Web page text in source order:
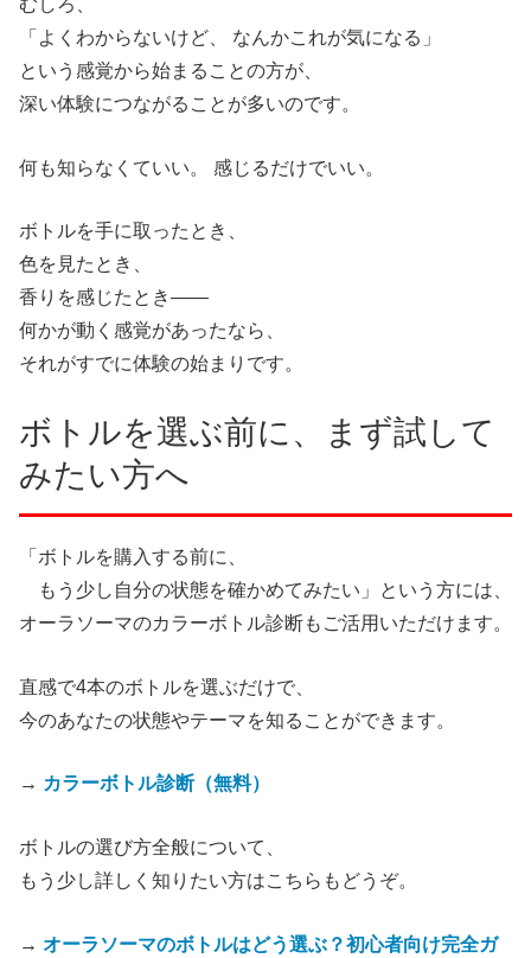
むしろ、
「よくわからないけど、 なんかこれが気になる」
という感覚から始まることの方が、
深い体験につながることが多いのです。
何も知らなくていい。 感じるだけでいい。
ボトルを手に取ったとき、
色を見たとき、
香りを感じたとき——
何かが動く感覚があったなら、
それがすでに体験の始まりです。
ボトルを選ぶ前に、まず試して
みたい方へ
「ボトルを購入する前に、
もう少し自分の状態を確かめてみたい」という方には、
オーラソーマのカラーボトル診断もご活用いただけます。
直感で4本のボトルを選ぶだけで、
今のあなたの状態やテーマを知ることができます。
→ カラーボトル診断（無料）
ボトルの選び方全般について、
もう少し詳しく知りたい方はこちらもどうぞ。
→ オーラソーマのボトルはどう選ぶ？初心者向け完全ガ